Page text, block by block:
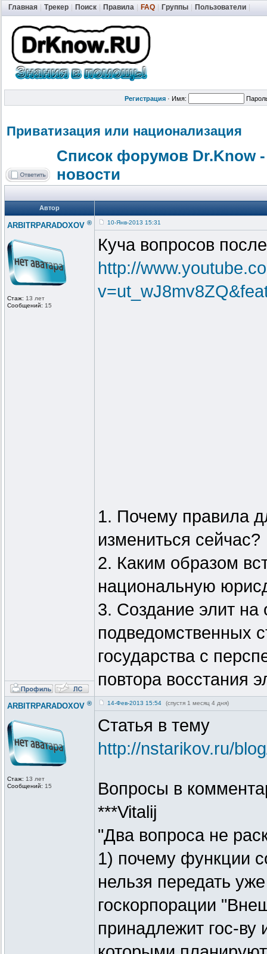
Главная Трекер Поиск Правила FAQ Группы Пользователи
Регистрация · Имя:
Приватизация или национализация
Список форумов Dr.Know
новости
Автор
ARBITRPARADOXOV ®
Стаж: 13 лет
Сообщений: 15
10-Янв-2013 15:31
Куча вопросов
http://
1. Почему правила
измениться сейчас?
2. Каким образом
национальную
3. Создание элит на
подведомственных
государства с
повтора восстания
ARBITRPARADOXOV ®
Стаж: 13 лет
Сообщений: 15
14-Фев-2013 15:54 (спустя 1 месяц 4 дня)
Статья в тему
http://nstarikov.ru/
Вопросы в
***Vitalij
"Два вопроса не
1) почему функции
нельзя передать
госкорпорации
принадлежит гос-